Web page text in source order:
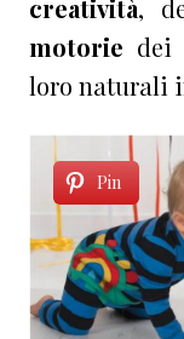
creatività,
motorie dei
loro naturali
Pin